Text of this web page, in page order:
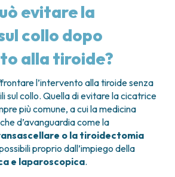
evitare la
collo dopo
alla tiroide?
l’intervento alla tiroide senza
sul collo. Quella di evitare la cicatrice
più comune, a cui la medicina
d’avanguardia come la
o la tiroidectomia
proprio dall’impiego della
e laparoscopica.